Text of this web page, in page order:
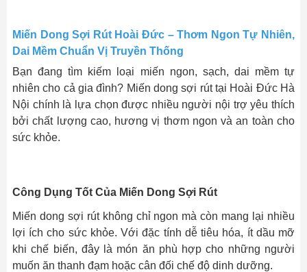
Miến Dong Sợi Rút Hoài Đức – Thơm Ngon Tự Nhiên,
Dai Mềm Chuẩn Vị Truyền Thống
Bạn đang tìm kiếm loại miến ngon, sạch, dai mềm tự
nhiên cho cả gia đình? Miến dong sợi rút tại Hoài Đức Hà
Nội chính là lựa chọn được nhiều người nội trợ yêu thích
bởi chất lượng cao, hương vị thơm ngon và an toàn cho
sức khỏe.
Công Dụng Tốt Của Miến Dong Sợi Rút
Miến dong sợi rút không chỉ ngon mà còn mang lại nhiều
lợi ích cho sức khỏe. Với đặc tính dễ tiêu hóa, ít dầu mỡ
khi chế biến, đây là món ăn phù hợp cho những người
muốn ăn thanh đạm hoặc cân đối chế độ dinh dưỡng.